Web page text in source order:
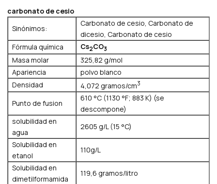
carbonato de cesio
Sinónimos:
Carbonato de cesio, Carbonato de
dicesio, Carbonato de cesio
Fórmula química
Cs2CO3
Masa molar
325,82 g/mol
Apariencia
polvo blanco
Densidad
4,072 gramos/cm3
Punto de fusion
610 °C (1130 °F; 883 K) (se
descompone)
solubilidad en
agua
2605 g/L (15 °C)
Solubilidad en
etanol
110g/L
Solubilidad en
dimetilformamida
119,6 gramos/litro